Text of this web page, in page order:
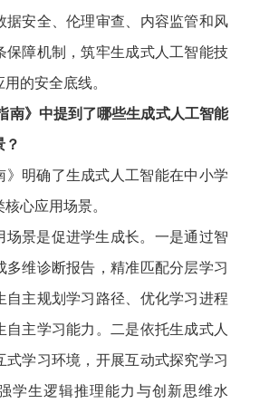
据安全、伦理审查、内容监管和风
保障机制，筑牢生成式人工智能技
的安全底线。
南》中提到了哪些生成式人工智能
？
》明确了生成式人工智能在中小学
心应用场景。
场景是促进学生成长。一是通过智
多维诊断报告，精准匹配分层学习
自主规划学习路径、优化学习进程
自主学习能力。二是依托生成式人
式学习环境，开展互动式探究学习
学生逻辑推理能力与创新思维水